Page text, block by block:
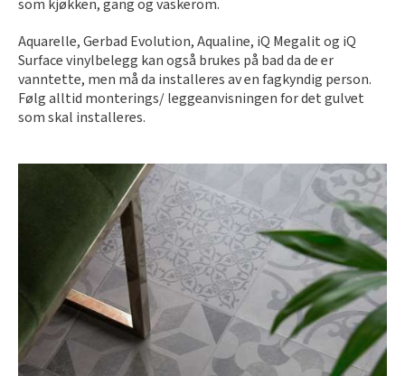
som kjøkken, gang og vaskerom.
Aquarelle, Gerbad Evolution, Aqualine, iQ Megalit og iQ
Surface vinylbelegg kan også brukes på bad da de er
vanntette, men må da installeres av en fagkyndig person.
Følg alltid monterings/ leggeanvisningen for det gulvet
som skal installeres.